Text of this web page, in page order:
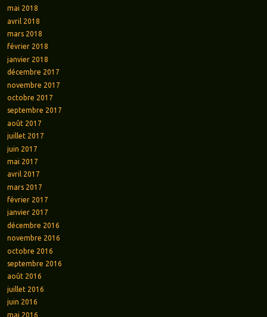
mai 2018
avril 2018
mars 2018
février 2018
janvier 2018
décembre 2017
novembre 2017
octobre 2017
septembre 2017
août 2017
juillet 2017
juin 2017
mai 2017
avril 2017
mars 2017
février 2017
janvier 2017
décembre 2016
novembre 2016
octobre 2016
septembre 2016
août 2016
juillet 2016
juin 2016
mai 2016